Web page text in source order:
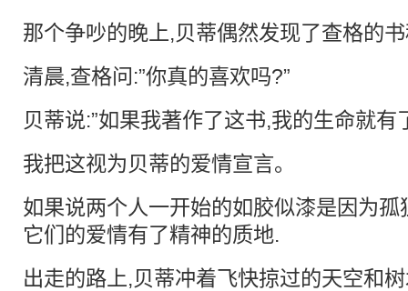
那个争吵的晚上,贝蒂偶然发现了查格的
清晨,查格问:”你真的喜欢吗?”
贝蒂说:”如果我著作了这书,我的生命就有
我把这视为贝蒂的爱情宣言。
如果说两个人一开始的如胶似漆是因为
它们的爱情有了精神的质地.
出走的路上,贝蒂冲着飞快掠过的天空和